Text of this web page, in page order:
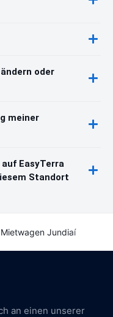
oder
meiner
EasyTerra
Standort
Mietwagen Jundiaí
an einen unserer